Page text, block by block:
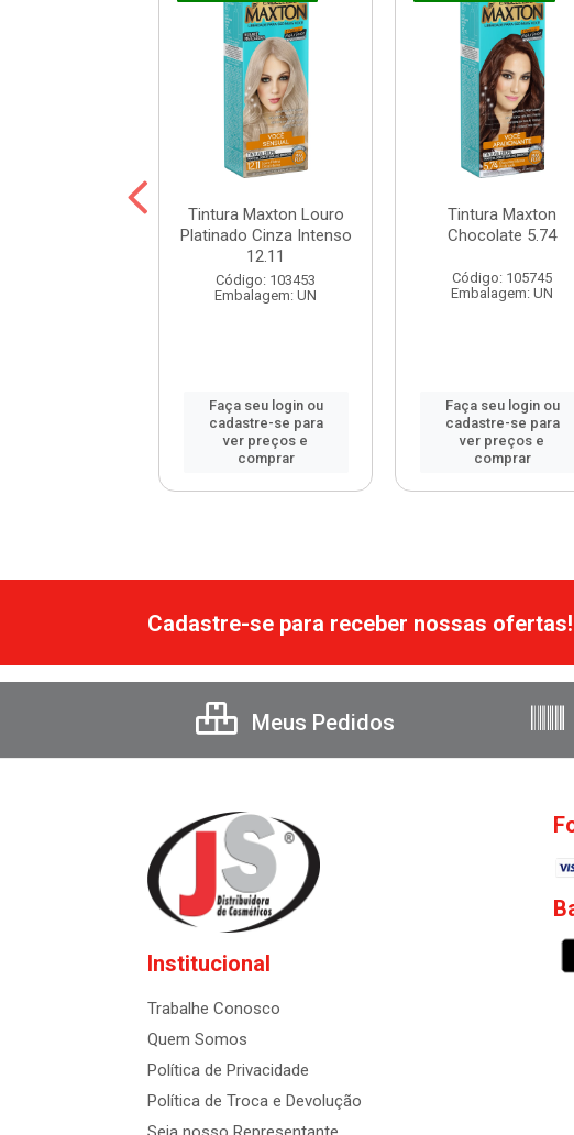
Tintura Maxton Louro
Platinado Cinza Intenso
12.11
Código: 103453
Embalagem: UN
Faça seu login ou
cadastre-se para
ver preços e
comprar
Tintura Maxton
Chocolate 5.74
Código: 105745
Embalagem: UN
Faça seu login ou
cadastre-se para
ver preços e
comprar
Cadastre-se para receber nossas ofertas!
Meus Pedidos
Institucional
Trabalhe Conosco
Quem Somos
Política de Privacidade
Política de Troca e Devolução